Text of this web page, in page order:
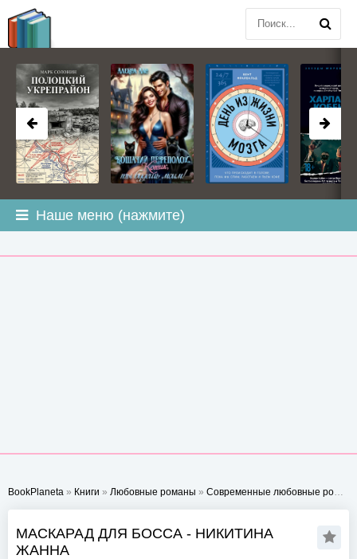
Наше меню (нажмите)
BookPlaneta » Книги » Любовные романы » Современные любовные романы
МАСКАРАД ДЛЯ БОССА - НИКИТИНА
ЖАННА
BOOKPLANETA.COM